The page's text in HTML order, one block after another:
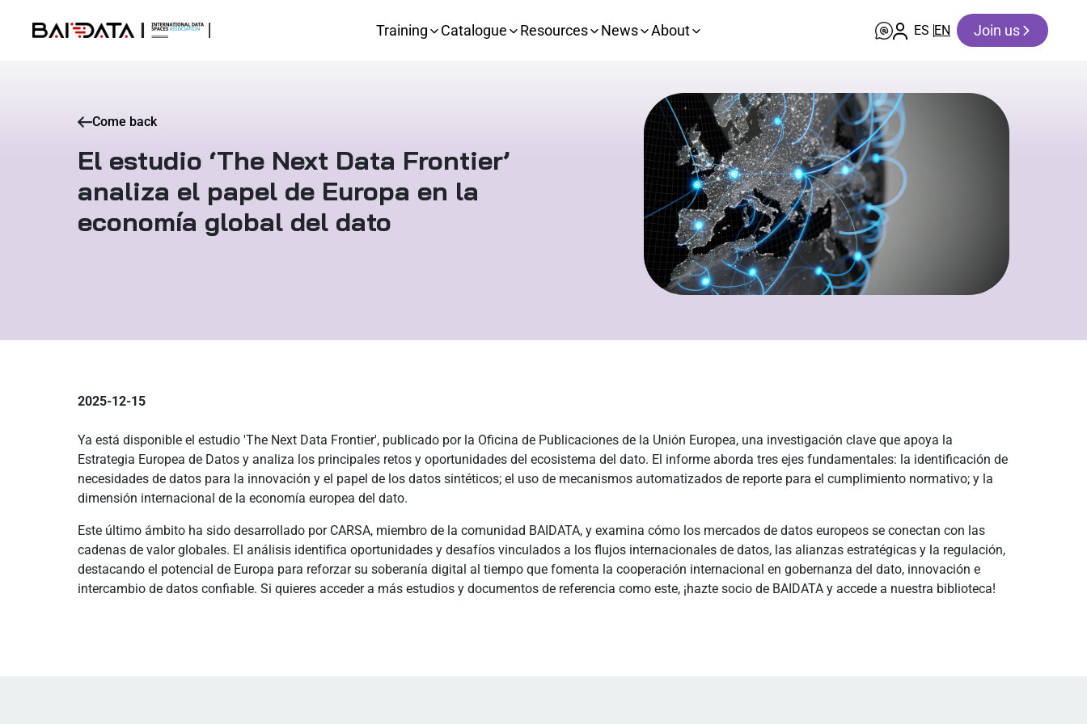
Training Catalogue Resources News About ES EN Join us
Come back
El estudio ‘The Next Data Frontier’
analiza el papel de Europa en la
economía global del dato
2025-12-15
Ya está disponible el estudio 'The Next Data Frontier', publicado por la Oficina de Publicaciones de la Unión Europea, una investigación clave que apoya la
Estrategia Europea de Datos y analiza los principales retos y oportunidades del ecosistema del dato. El informe aborda tres ejes fundamentales: la identificación de
necesidades de datos para la innovación y el papel de los datos sintéticos; el uso de mecanismos automatizados de reporte para el cumplimiento normativo; y la
dimensión internacional de la economía europea del dato.
Este último ámbito ha sido desarrollado por CARSA, miembro de la comunidad BAIDATA, y examina cómo los mercados de datos europeos se conectan con las
cadenas de valor globales. El análisis identifica oportunidades y desafíos vinculados a los flujos internacionales de datos, las alianzas estratégicas y la regulación,
destacando el potencial de Europa para reforzar su soberanía digital al tiempo que fomenta la cooperación internacional en gobernanza del dato, innovación e
intercambio de datos confiable. Si quieres acceder a más estudios y documentos de referencia como este, ¡hazte socio de BAIDATA y accede a nuestra biblioteca!